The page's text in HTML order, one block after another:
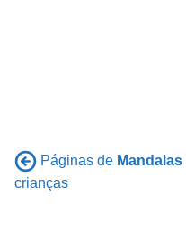
Páginas de Mandalas
crianças